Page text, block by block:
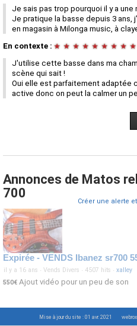
Je sais pas trop pourquoi il y a
Je pratique la basse depuis 3
en magasin à Milonga music, à
En contexte : ★ ★ ★ ★ ★ ★ ★ ★ ★
J'utilise cette basse dans ma
scène qui sait !
Oui elle est parfaitement adaptée
active donc on peut la calmer un
Annonces de Matos
700
Créer une alerte
Expirée - VENDS Ibanez sr700
il y a 16 ans · Vends Divers · 4507 hits · xalley
550€ Ajout vidéo pour un peu de son
Mise à jour du site : 01 avr. 2021